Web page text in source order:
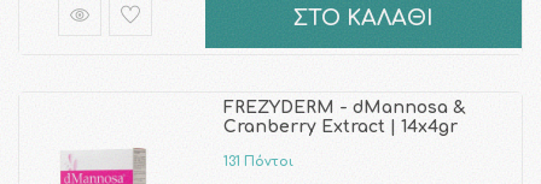
ΣΤΟ ΚΑΛΑΘΙ
FREZYDERM - dMannosa &
Cranberry Extract | 14x4gr
131 Πόντοι